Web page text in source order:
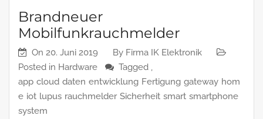
Brandneuer
Mobilfunkrauchmelder
On 20. Juni 2019 By Firma IK Elektronik
Posted in Hardware
Tagged ,
app cloud daten entwicklung Fertigung gateway hom
e iot lupus rauchmelder Sicherheit smart smartphone
system